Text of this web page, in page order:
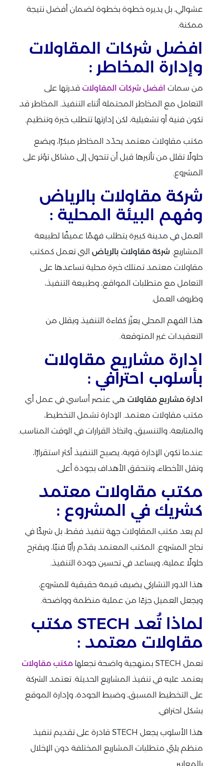
عشوائي، بل يديره خطوة بخطوة لضمان أفضل نتيجة
ممكنة.
افضل شركات المقاولات
وإدارة المخاطر :
من سمات افضل شركات المقاولات قدرتها على
التعامل مع المخاطر المحتملة أثناء التنفيذ. المخاطر قد
تكون فنية أو تشغيلية، لكن إدارتها تتطلب خبرة وتنظيم.
مكتب مقاولات معتمد يحدّد المخاطر مبكرًا، ويضع
حلولًا تقلل من تأثيرها قبل أن تتحول إلى مشاكل تؤثر على
المشروع.
شركة مقاولات بالرياض
وفهم البيئة المحلية :
العمل في مدينة كبيرة يتطلب فهمًا عميقًا لطبيعة
المشاريع. شركة مقاولات بالرياض التي تعمل كمكتب
مقاولات معتمد تمتلك خبرة محلية تساعدها على
التعامل مع متطلبات المواقع، وطبيعة التنفيذ،
وظروف العمل.
هذا الفهم المحلي يعزّز كفاءة التنفيذ ويقلل من
التعقيدات غير المتوقعة.
ادارة مشاريع مقاولات
بأسلوب احترافي :
ادارة مشاريع مقاولات هي عنصر أساسي في عمل أي
مكتب مقاولات معتمد. الإدارة تشمل التخطيط،
والمتابعة، والتنسيق، واتخاذ القرارات في الوقت المناسب.
عندما تكون الإدارة قوية، يصبح التنفيذ أكثر استقرارًا،
وتقل الأخطاء، وتتحقق الأهداف بجودة أعلى.
مكتب مقاولات معتمد
كشريك في المشروع :
لم يعد مكتب المقاولات جهة تنفيذ فقط، بل شريكًا في
نجاح المشروع. المكتب المعتمد يقدّم رأيًا فنيًا، ويقترح
حلولًا عملية، ويساعد في تحسين جودة التنفيذ.
هذا الدور التشاركي يضيف قيمة حقيقية للمشروع،
ويجعل العميل جزءًا من عملية منظمة وواضحة.
لماذا تُعد STECH مكتب
مقاولات معتمد :
تعمل STECH بمنهجية واضحة تجعلها
مكتب مقاولات
يعتمد عليه في تنفيذ المشاريع الحديثة. تعتمد الشركة
على التخطيط المسبق، وضبط الجودة، وإدارة الموقع
بشكل احترافي.
هذا الأسلوب يجعل STECH قادرة على تقديم تنفيذ
منظم يلبّي متطلبات المشاريع المختلفة دون الإخلال
بالمعايير.